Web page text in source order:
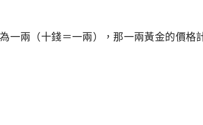
一兩（十錢＝一兩），那一兩黃金的價格